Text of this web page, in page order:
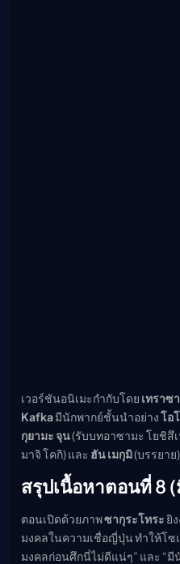
เวอร์ชันอนิเมะกำกับโดย เทราซ
Kafkaมีนักพากย์ชั้นนำอย่างโอ
กุยามะ จุน(รับบทอาซามะ โยชิสึ
มาจิ โคกิ) และ ฮัน เมกุมิ(บรรยาย)
สรุปเนื้อหาตอนที่ 8
ตอนเปิดด้วยภาพซากุระโทระยิ
มงคลในความเชื่อญี่ปุ่น ทำให้โซ
มงคลก่อนศึกนี่ไม่ดีแน่ๆ” และ “